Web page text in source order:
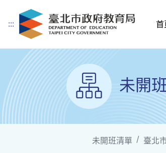
跳到主要內容
::: 首
未開
未開班清單
臺北